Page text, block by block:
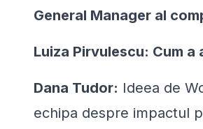
General Manager al
Luiza Pirvulescu: Cum
Dana Tudor: Ideea de
echipa despre impactul